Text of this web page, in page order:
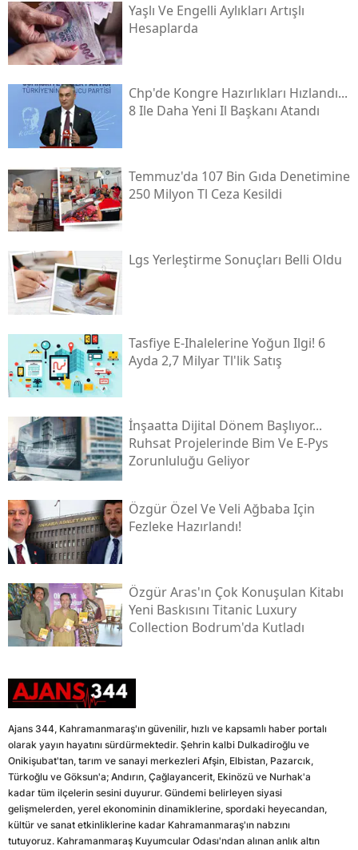
Yaşlı Ve Engelli Aylıkları Artışlı
Hesaplarda
Chp'de Kongre Hazırlıkları Hızlandı...
8 Ile Daha Yeni Il Başkanı Atandı
Temmuz'da 107 Bin Gıda Denetimine
250 Milyon Tl Ceza Kesildi
Lgs Yerleştirme Sonuçları Belli Oldu
Tasfiye E-Ihalelerine Yoğun Ilgi! 6
Ayda 2,7 Milyar Tl'lik Satış
İnşaatta Dijital Dönem Başlıyor...
Ruhsat Projelerinde Bim Ve E-Pys
Zorunluluğu Geliyor
Özgür Özel Ve Veli Ağbaba Için
Fezleke Hazırlandı!
Özgür Aras'ın Çok Konuşulan Kitabı
Yeni Baskısını Titanic Luxury
Collection Bodrum'da Kutladı
Ajans 344, Kahramanmaraş'ın güvenilir, hızlı ve kapsamlı haber portalı
olarak yayın hayatını sürdürmektedir. Şehrin kalbi Dulkadiroğlu ve
Onikişubat'tan, tarım ve sanayi merkezleri Afşin, Elbistan, Pazarcık,
Türkoğlu ve Göksun'a; Andırın, Çağlayancerit, Ekinözü ve Nurhak'a
kadar tüm ilçelerin sesini duyurur. Gündemi belirleyen siyasi
gelişmelerden, yerel ekonominin dinamiklerine, spordaki heyecandan,
kültür ve sanat etkinliklerine kadar Kahramanmaraş'ın nabzını
tutuyoruz. Kahramanmaraş Kuyumcular Odası'ndan alınan anlık altın